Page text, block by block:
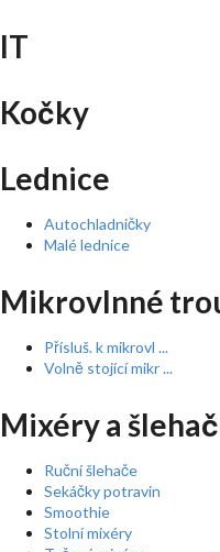
IT
Kočky
Lednice
Autochladničky
Malé lednice
Mikrovlnné
Přísluš. k mikrovl ...
Volně stojící mikr ...
Mixéry a
Ruční šlehače
Sekáčky potravin
Smoothie
Stolní mixéry